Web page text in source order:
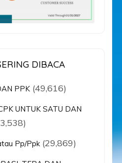
DIBACA
PPK (49,616)
UNTUK SATU DAN
Pp/Ppk (29,869)